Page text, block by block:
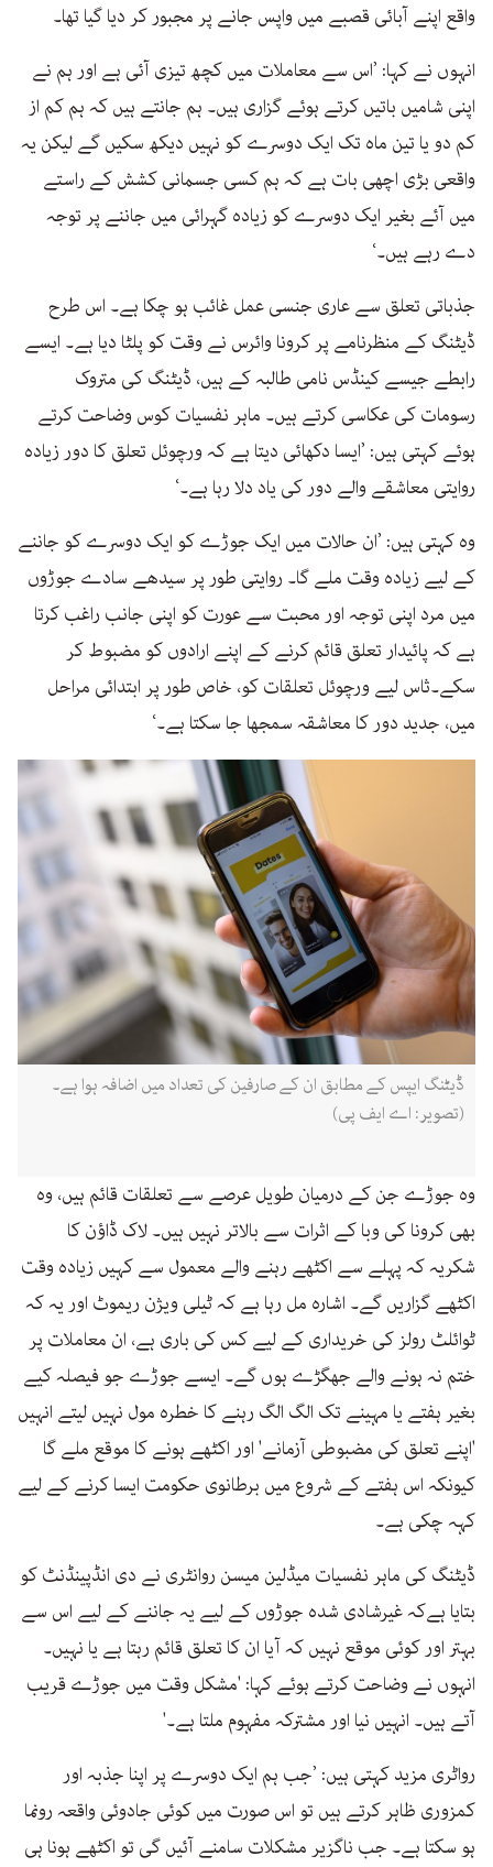
واقع اپنے آبائی قصبے میں واپس جانے پر مجبور کر دیا گیا تھا۔
انہوں نے کہا: ’اس سے معاملات میں کچھ تیزی آئی ہے اور ہم نے
اپنی شامیں باتیں کرتے ہوئے گزاری ہیں۔ ہم جانتے ہیں کہ ہم کم از
کم دو یا تین ماہ تک ایک دوسرے کو نہیں دیکھ سکیں گے لیکن یہ
واقعی بڑی اچھی بات ہے کہ ہم کسی جسمانی کشش کے راستے
میں آئے بغیر ایک دوسرے کو زیادہ گہرائی میں جاننے پر توجہ
دے رہے ہیں۔‘
جذباتی تعلق سے عاری جنسی عمل غائب ہو چکا ہے۔ اس طرح
ڈیٹنگ کے منظرنامے پر کرونا وائرس نے وقت کو پلٹا دیا ہے۔ ایسے
رابطے جیسے کینڈس نامی طالبہ کے ہیں، ڈیٹنگ کی متروک
رسومات کی عکاسی کرتے ہیں۔ ماہر نفسیات کوس وضاحت کرتے
ہوئے کہتی ہیں: ’ایسا دکھائی دیتا ہے کہ ورچوئل تعلق کا دور زیادہ
روایتی معاشقے والے دور کی یاد دلا رہا ہے۔‘
وہ کہتی ہیں: ’ان حالات میں ایک جوڑے کو ایک دوسرے کو جاننے
کے لیے زیادہ وقت ملے گا۔ روایتی طور پر سیدھے سادے جوڑوں
میں مرد اپنی توجہ اور محبت سے عورت کو اپنی جانب راغب کرتا
ہے کہ پائیدار تعلق قائم کرنے کے اپنے ارادوں کو مضبوط کر
سکے۔ثاس لیے ورچوئل تعلقات کو، خاص طور پر ابتدائی مراحل
میں، جدید دور کا معاشقہ سمجھا جا سکتا ہے۔‘
ڈیٹنگ ایپس کے مطابق ان کے صارفین کی تعداد میں اضافہ ہوا ہے۔
(تصویر: اے ایف پی)
وہ جوڑے جن کے درمیان طویل عرصے سے تعلقات قائم ہیں، وہ
بھی کرونا کی وبا کے اثرات سے بالاتر نہیں ہیں۔ لاک ڈاؤن کا
شکریہ کہ پہلے سے اکٹھے رہنے والے معمول سے کہیں زیادہ وقت
اکٹھے گزاریں گے۔ اشارہ مل رہا ہے کہ ٹیلی ویژن ریموٹ اور یہ کہ
ٹوائلٹ رولز کی خریداری کے لیے کس کی باری ہے، ان معاملات پر
ختم نہ ہونے والے جھگڑے ہوں گے۔ ایسے جوڑے جو فیصلہ کیے
بغیر ہفتے یا مہینے تک الگ الگ رہنے کا خطرہ مول نہیں لیتے انہیں
'اپنے تعلق کی مضبوطی آزمانے' اور اکٹھے ہونے کا موقع ملے گا
کیونکہ اس ہفتے کے شروع میں برطانوی حکومت ایسا کرنے کے لیے
کہہ چکی ہے۔
ڈیٹنگ کی ماہر نفسیات میڈلین میسن روانٹری نے دی انڈپینڈنٹ کو
بتایا ہےکہ غیرشادی شدہ جوڑوں کے لیے یہ جاننے کے لیے اس سے
بہتر اور کوئی موقع نہیں کہ آیا ان کا تعلق قائم رہتا ہے یا نہیں۔
انہوں نے وضاحت کرتے ہوئے کہا: 'مشکل وقت میں جوڑے قریب
آتے ہیں۔ انہیں نیا اور مشترکہ مفہوم ملتا ہے۔'
رواٹری مزید کہتی ہیں: ’جب ہم ایک دوسرے پر اپنا جذبہ اور
کمزوری ظاہر کرتے ہیں تو اس صورت میں کوئی جادوئی واقعہ رونما
ہو سکتا ہے۔ جب ناگزیر مشکلات سامنے آئیں گی تو اکٹھے ہونا ہی